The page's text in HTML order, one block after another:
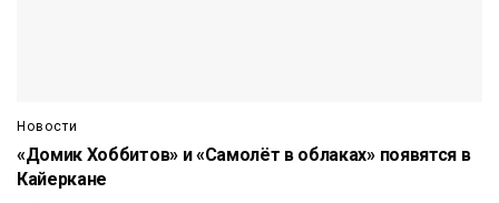
Новости
«Домик Хоббитов» и «Самолёт в облаках» появятся в
Кайеркане